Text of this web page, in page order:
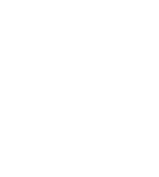
Fenster)Fenster)
in neuem Fenster)
Fenster)Fenster)
in neuem Fenster)
Fenster)Fenster)
Fenster)Fenster)
Fenster)Fenster)
in neuem Fenster)